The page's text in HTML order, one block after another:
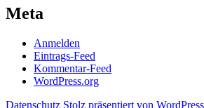
Meta
Anmelden
Eintrags-Feed
Kommentar-Feed
WordPress.org
Datenschutz Stolz präsentiert von WordPress